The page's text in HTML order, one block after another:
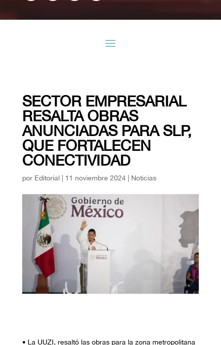
SECTOR EMPRESARIAL
RESALTA OBRAS
ANUNCIADAS PARA SLP,
QUE FORTALECEN
CONECTIVIDAD
por Editorial| 11 noviembre 2024| Noticias
• La UUZI, resaltó las obras para la zona metropolitana